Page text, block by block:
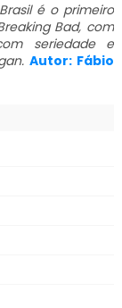
é o primeiro
Bad, com
seriedade e
Autor: Fábio